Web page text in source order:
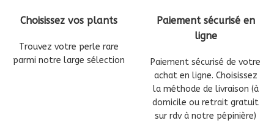
Choisissez vos plants
Trouvez votre perle rare
parmi notre large sélection
Paiement sécurisé en
ligne
Paiement sécurisé de votre
achat en ligne. Choisissez
la méthode de livraison (à
domicile ou retrait gratuit
sur rdv à notre pépinière)